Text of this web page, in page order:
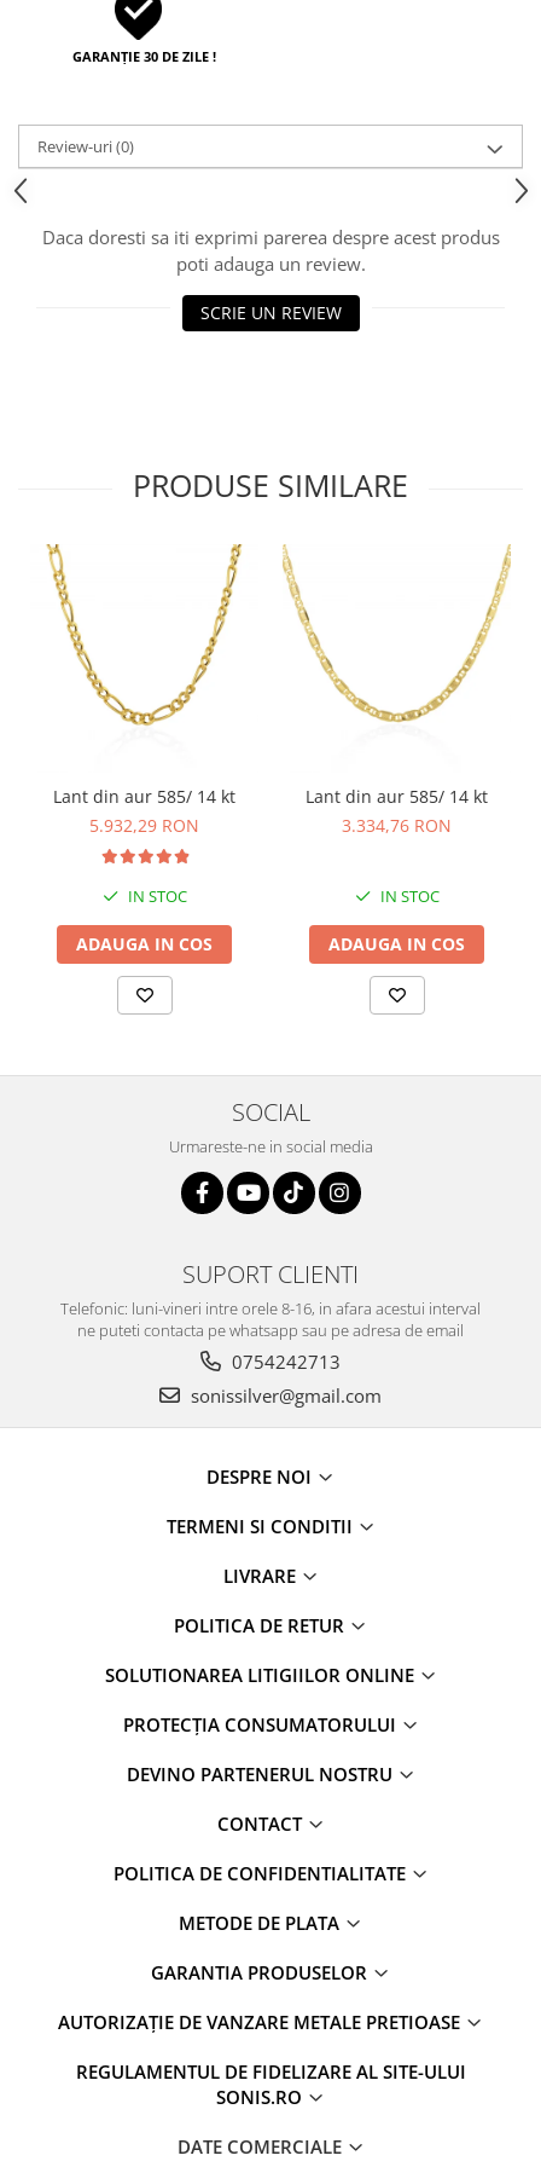
GARANȚIE 30 DE ZILE !
Review-uri(0)
Daca doresti sa iti exprimi parerea despre acest produs
poti adauga un review.
SCRIE UN REVIEW
PRODUSE SIMILARE
Lant din aur 585/ 14 kt
5.932,29 RON
IN STOC
ADAUGA IN COS
Lant din aur 585/ 14 kt
3.334,76 RON
IN STOC
ADAUGA IN COS
SOCIAL
Urmareste-ne in social media
SUPORT CLIENTI
Telefonic: luni-vineri intre orele 8-16, in afara acestui interval
ne puteti contacta pe whatsapp sau pe adresa de email
0754242713
sonissilver@gmail.com
DESPRE NOI
TERMENI SI CONDITII
LIVRARE
POLITICA DE RETUR
SOLUTIONAREA LITIGIILOR ONLINE
PROTECȚIA CONSUMATORULUI
DEVINO PARTENERUL NOSTRU
CONTACT
POLITICA DE CONFIDENTIALITATE
METODE DE PLATA
GARANTIA PRODUSELOR
AUTORIZAȚIE DE VANZARE METALE PRETIOASE
REGULAMENTUL DE FIDELIZARE AL SITE-ULUI
SONIS.RO
DATE COMERCIALE